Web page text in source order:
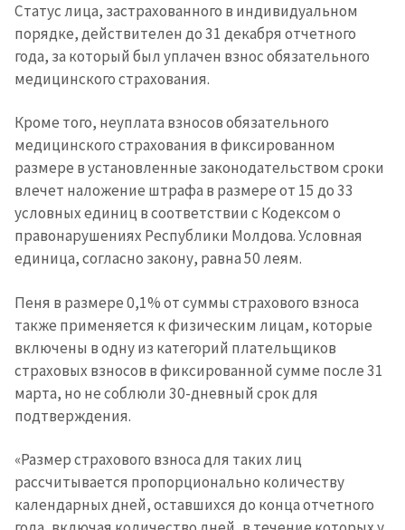
Статус лица, застрахованного в индивидуальном
порядке, действителен до 31 декабря отчетного
года, за который был уплачен взнос обязательного
медицинского страхования.
Кроме того, неуплата взносов обязательного
медицинского страхования в фиксированном
размере в установленные законодательством сроки
влечет наложение штрафа в размере от 15 до 33
условных единиц в соответствии с Кодексом о
правонарушениях Республики Молдова. Условная
единица, согласно закону, равна 50 леям.
Пеня в размере 0,1% от суммы страхового взноса
также применяется к физическим лицам, которые
включены в одну из категорий плательщиков
страховых взносов в фиксированной сумме после 31
марта, но не соблюли 30-дневный срок для
подтверждения.
«Размер страхового взноса для таких лиц
рассчитывается пропорционально количеству
календарных дней, оставшихся до конца отчетного